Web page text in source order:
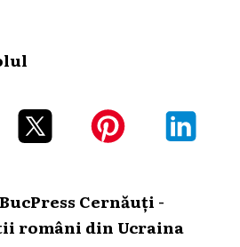
Cernăuți -
români din Ucraina